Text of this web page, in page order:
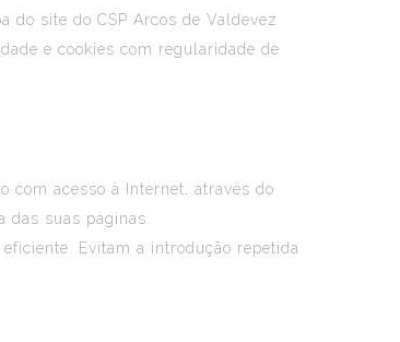
do site do CSP Arcos de Valdevez
e cookies com regularidade de
com acesso à Internet, através do
das suas páginas.
Evitam a introdução repetida